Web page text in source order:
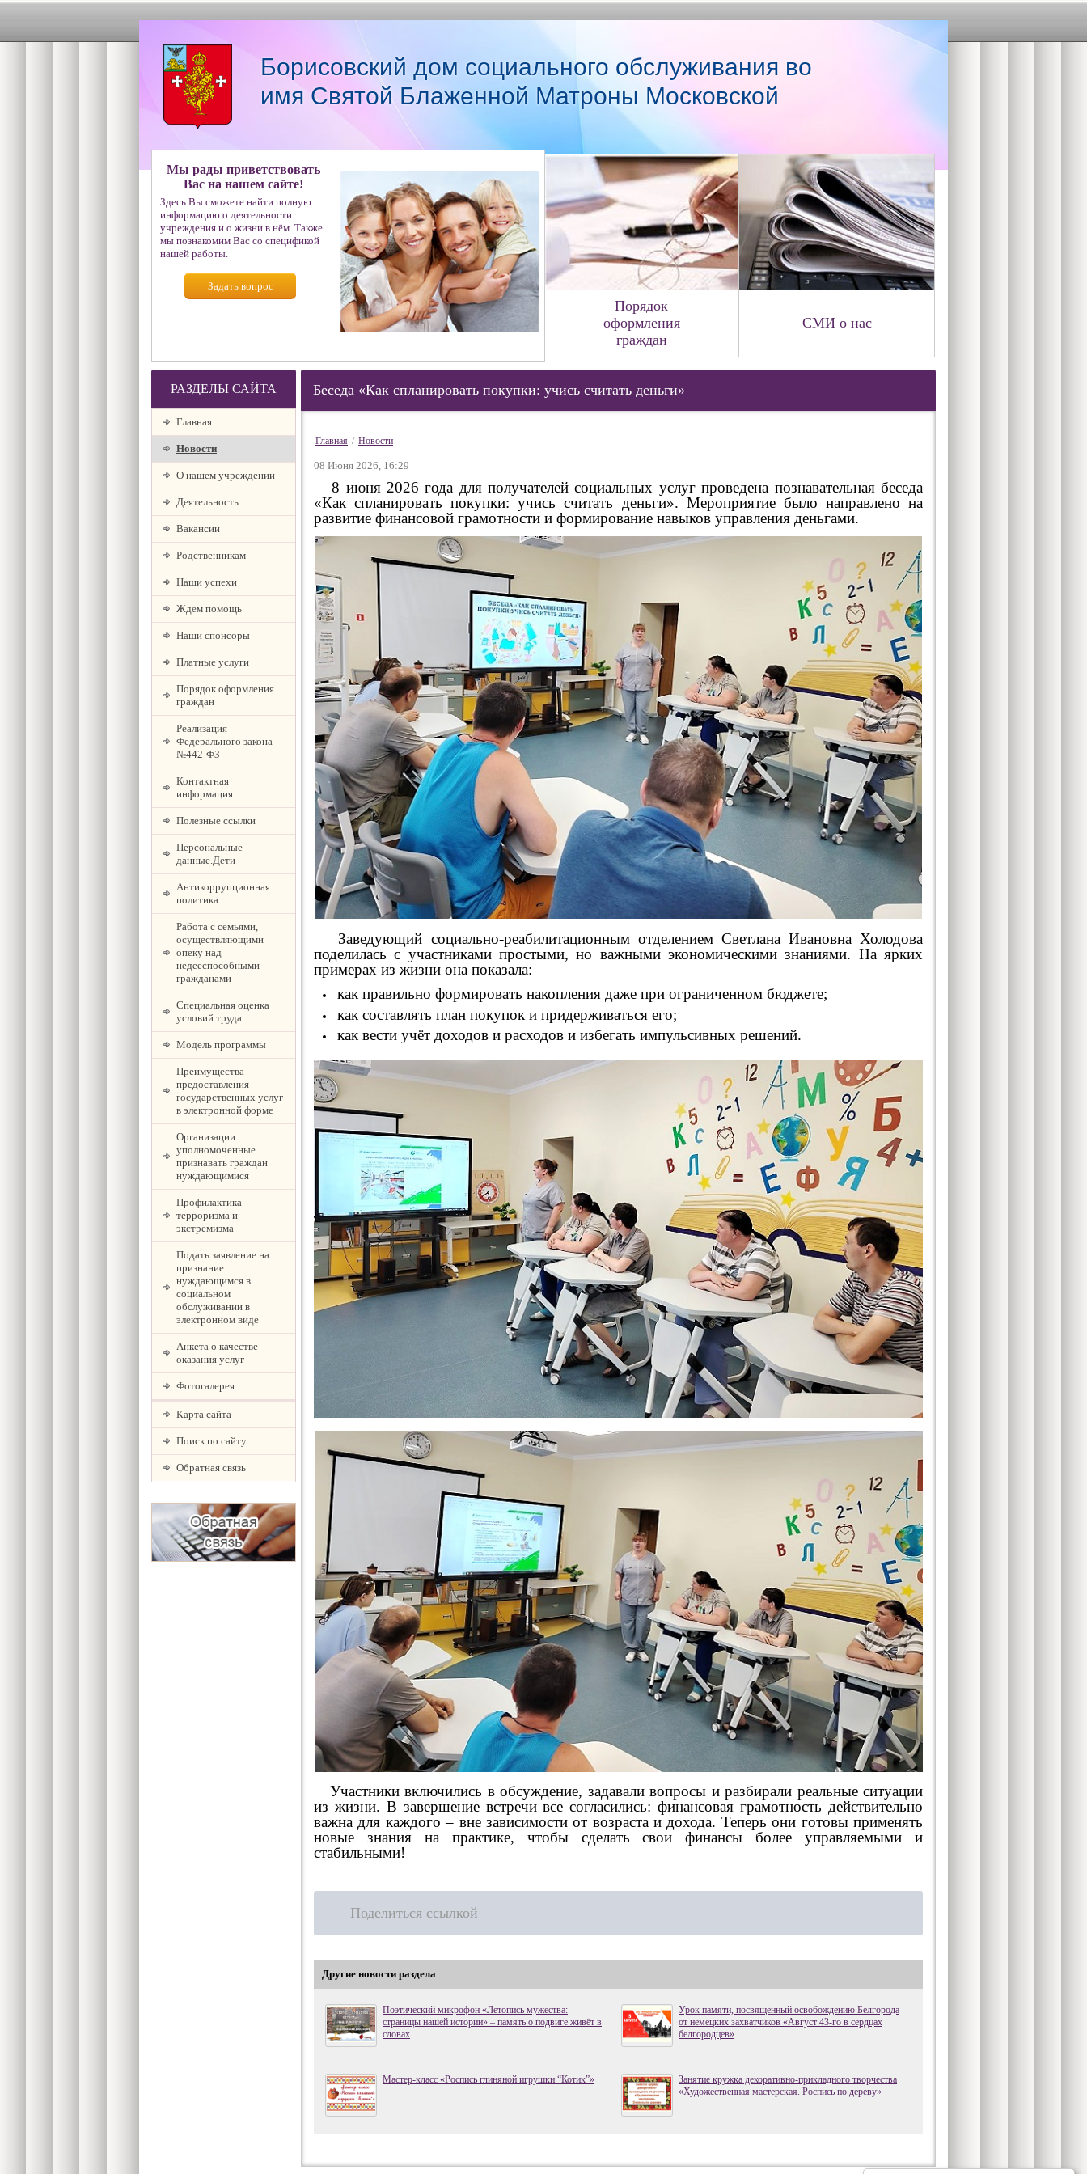
Борисовский дом социального обслуживания во
имя Святой Блаженной Матроны Московской
Мы рады приветствовать
Вас на нашем сайте!
Здесь Вы сможете найти полную
информацию о деятельности
учреждения и о жизни в нём. Также
мы познакомим Вас со спецификой
нашей работы.
Задать вопрос
Порядок
оформления
граждан
СМИ о нас
РАЗДЕЛЫ САЙТА
Главная
Новости
О нашем учреждении
Деятельность
Вакансии
Родственникам
Наши успехи
Ждем помощь
Наши спонсоры
Платные услуги
Порядок оформления
граждан
Реализация
Федерального закона
№442-ФЗ
Контактная
информация
Полезные ссылки
Персональные
данные.Дети
Антикоррупционная
политика
Работа с семьями,
осуществляющими
опеку над
недееспособными
гражданами
Специальная оценка
условий труда
Модель программы
Преимущества
предоставления
государственных услуг
в электронной форме
Организации
уполномоченные
признавать граждан
нуждающимися
Профилактика
терроризма и
экстремизма
Подать заявление на
признание
нуждающимся в
социальном
обслуживании в
электронном виде
Анкета о качестве
оказания услуг
Фотогалерея
Карта сайта
Поиск по сайту
Обратная связь
Беседа «Как спланировать покупки: учись считать деньги»
Главная / Новости
08 Июня 2026, 16:29
8 июня 2026 года для получателей социальных услуг проведена познавательная беседа
«Как спланировать покупки: учись считать деньги». Мероприятие было направлено на
развитие финансовой грамотности и формирование навыков управления деньгами.
Заведующий социально‑реабилитационным отделением Светлана Ивановна Холодова
поделилась с участниками простыми, но важными экономическими знаниями. На ярких
примерах из жизни она показала:
как правильно формировать накопления даже при ограниченном бюджете;
как составлять план покупок и придерживаться его;
как вести учёт доходов и расходов и избегать импульсивных решений.
Участники включились в обсуждение, задавали вопросы и разбирали реальные ситуации
из жизни. В завершение встречи все согласились: финансовая грамотность действительно
важна для каждого – вне зависимости от возраста и дохода. Теперь они готовы применять
новые знания на практике, чтобы сделать свои финансы более управляемыми и
стабильными!
Поделиться ссылкой
Другие новости раздела
Поэтический микрофон «Летопись мужества:
страницы нашей истории» – память о подвиге живёт в
словах
Урок памяти, посвящённый освобождению Белгорода
от немецких захватчиков «Август 43-го в сердцах
белгородцев»
Мастер-класс «Роспись глиняной игрушки “Котик”»
Занятие кружка декоративно-прикладного творчества
«Художественная мастерская. Роспись по дереву»